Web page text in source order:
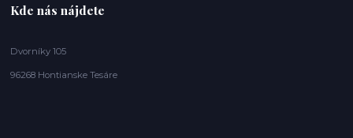
Kde nás nájdete
Dvorníky 105
96268 Hontianske Tesáre